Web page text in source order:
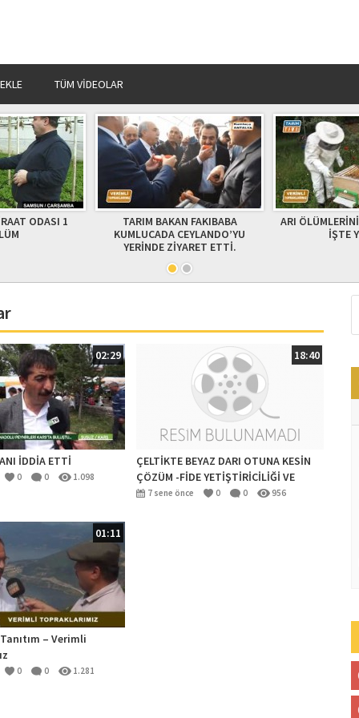
TÜM VIDEOLAR
FAKIBABA
ARI ÖLÜMLERİNİ NASIL ÖNLERİZ
İŞTE YANITI
FINDIK
02:29
İDDİA ETTİ
0 0 1.098
18:40
ÇELTİKTE BEYAZ DARI OTUNA KESİN
ÇÖZÜM -FİDE YETİŞTİRİCİLİĞİ VE
PAZARLAMASI
7 sene önce 0 0 956
01:11
– Verimli
0 0 1.281